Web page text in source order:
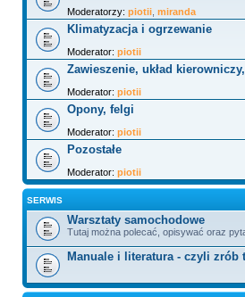
Moderatorzy: piotii, miranda
Klimatyzacja i ogrzewanie
Moderator: piotii
Zawieszenie, układ
Moderator: piotii
Opony, felgi
Moderator: piotii
Pozostałe
Moderator: piotii
SERWIS
Warsztaty samochodowe
Tutaj można polecać, opisywać oraz
Manuale i literatura - czyli zrób